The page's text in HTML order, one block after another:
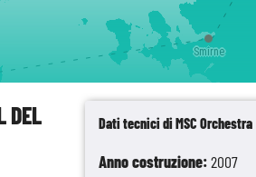
DEL
Dati tecnici di MSC Orchestra
Anno costruzione:2007
Smirne